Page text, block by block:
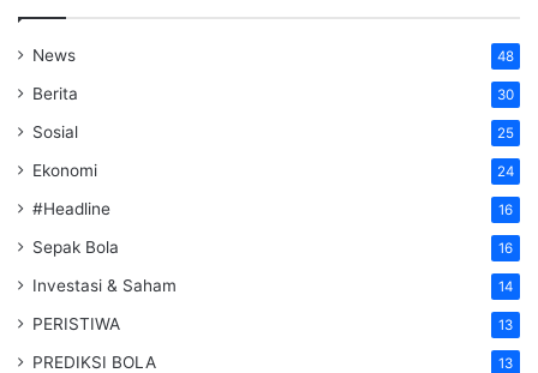
News 48
Berita 30
Sosial 25
Ekonomi 24
#Headline 16
Sepak Bola 16
Investasi & Saham 14
PERISTIWA 13
PREDIKSI BOLA 13